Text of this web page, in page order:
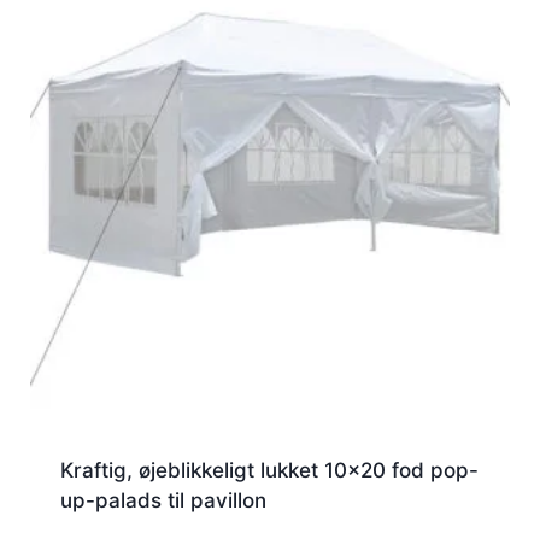
Kraftig, øjeblikkeligt lukket 10x20 fod pop-
up-palads til pavillon